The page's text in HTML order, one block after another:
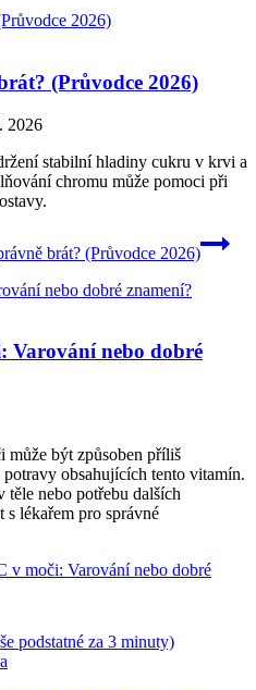
(Průvodce 2026)
2026
stabilní hladiny cukru v krvi a
chromu může pomoci při
brát? (Průvodce 2026)
Varování nebo dobré
může být způsoben příliš
obsahujících tento vitamín.
těle nebo potřebu dalších
s lékařem pro správné
v moči: Varování nebo dobré